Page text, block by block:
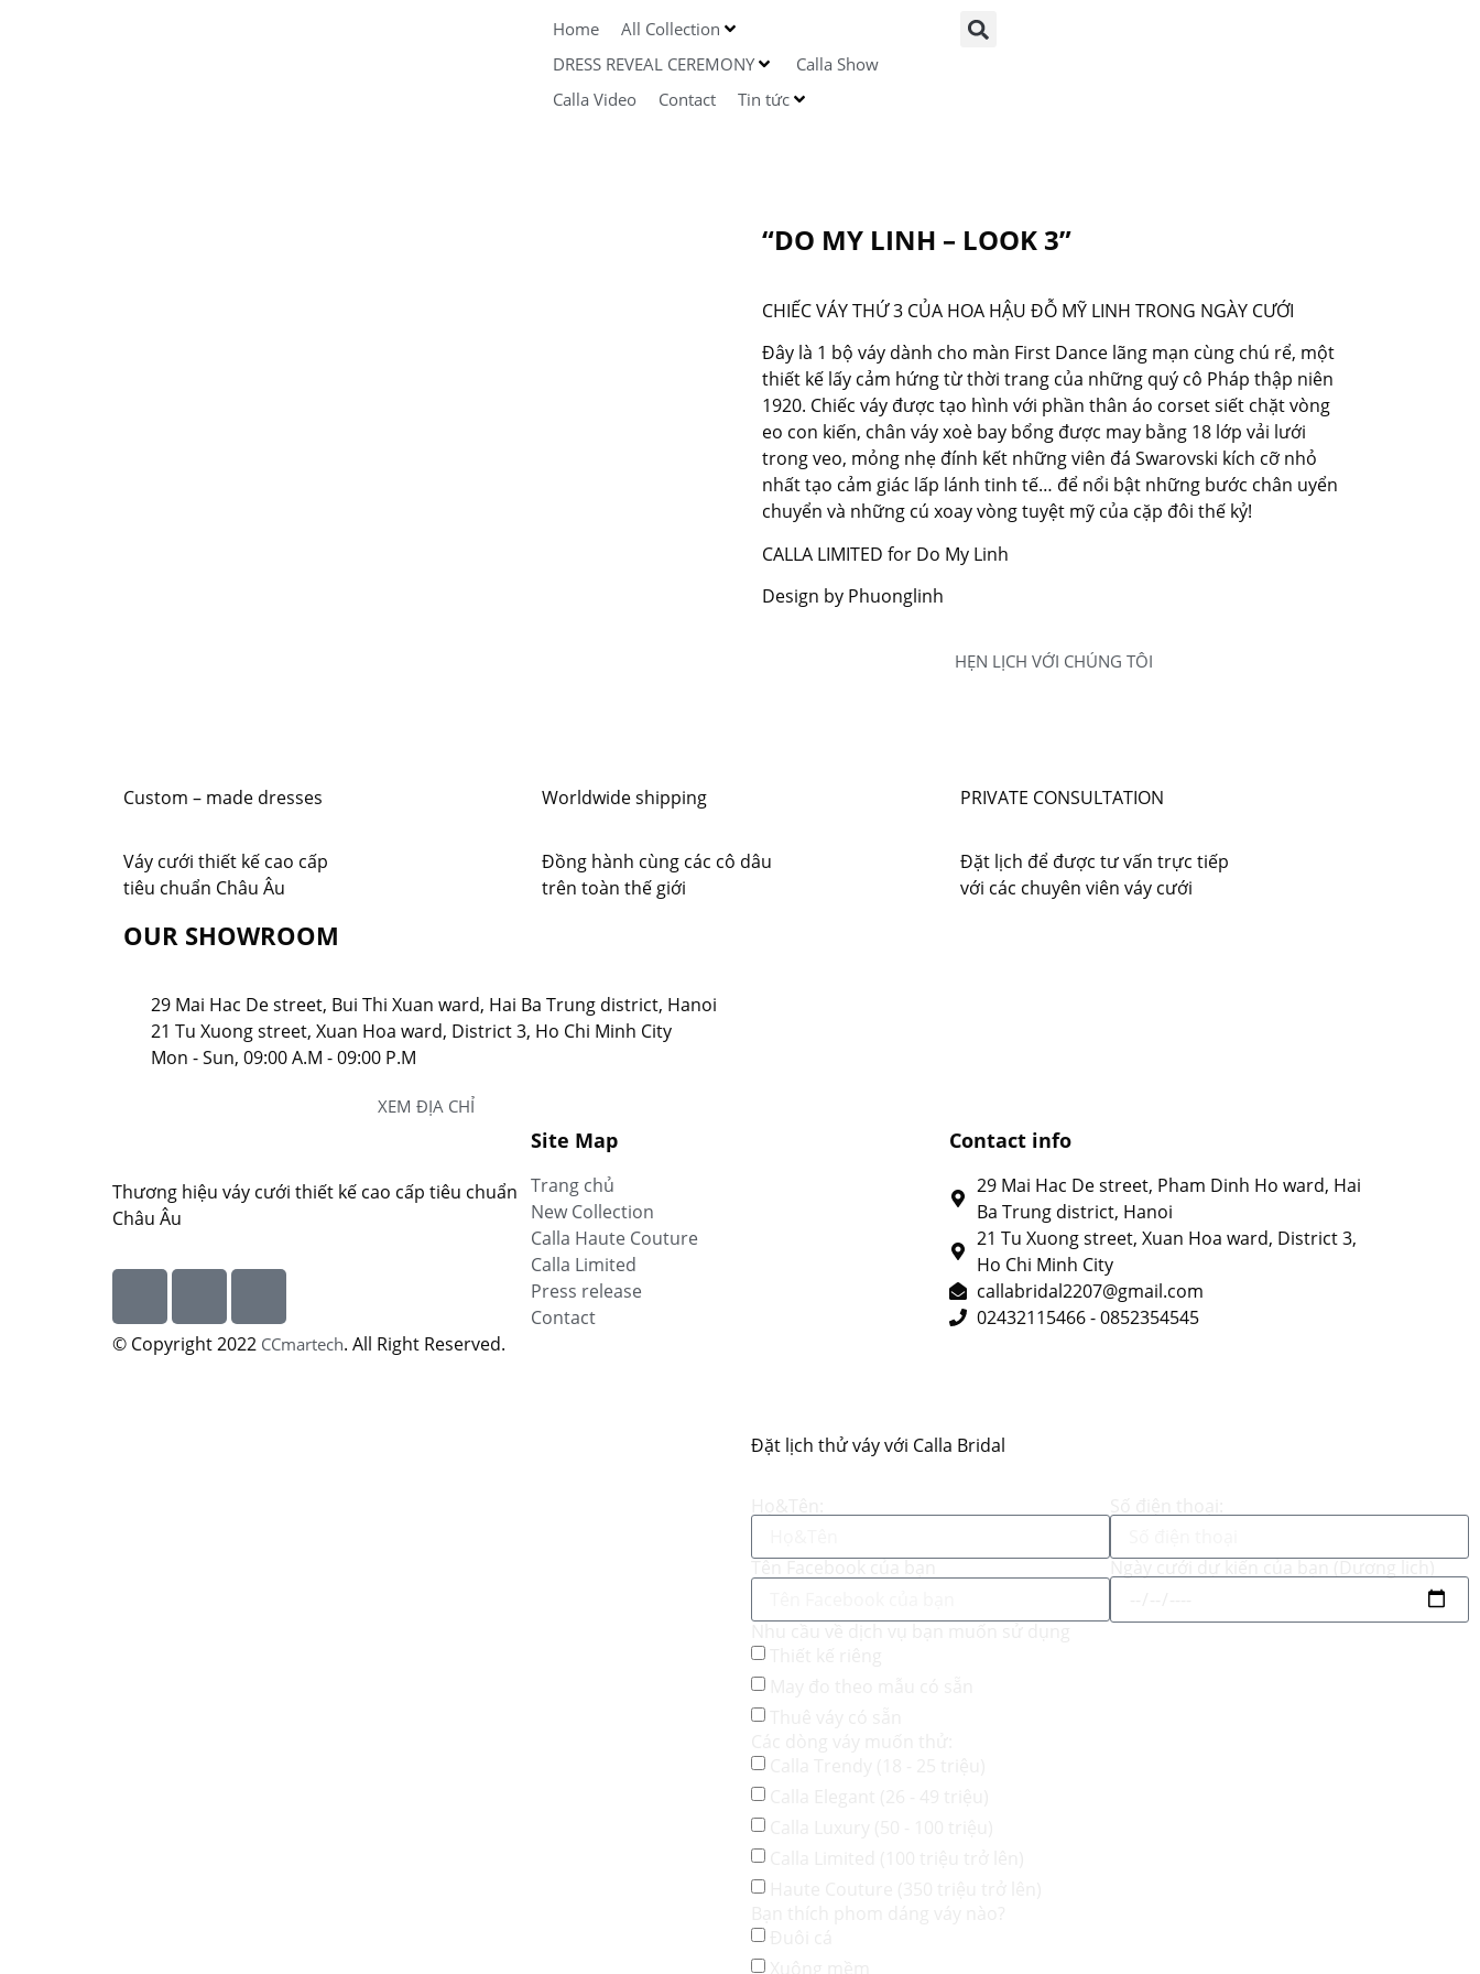
Home
All Collection
DRESS REVEAL CEREMONY
Calla Show
Calla Video
Contact Tin tức
“DO MY LINH – LOOK 3”
CHIẾC VÁY THỨ 3 CỦA HOA HẬU ĐỖ MỸ LINH TRONG NGÀY CƯỚI
Đây là 1 bộ váy dành cho màn First Dance lãng mạn cùng chú rể, một
thiết kế lấy cảm hứng từ thời trang của những quý cô Pháp thập niên
1920. Chiếc váy được tạo hình với phần thân áo corset siết chặt vòng
eo con kiến, chân váy xoè bay bổng được may bằng 18 lớp vải lưới
trong veo, mỏng nhẹ đính kết những viên đá Swarovski kích cỡ nhỏ
nhất tạo cảm giác lấp lánh tinh tế… để nổi bật những bước chân uyển
chuyển và những cú xoay vòng tuyệt mỹ của cặp đôi thế kỷ!
CALLA LIMITED for Do My Linh
Design by Phuonglinh
HẸN LỊCH VỚI CHÚNG TÔI
Custom – made dresses
Váy cưới thiết kế cao cấp
tiêu chuẩn Châu Âu
Worldwide shipping
Đồng hành cùng các cô dâu
trên toàn thế giới
PRIVATE CONSULTATION
Đặt lịch để được tư vấn trực tiếp
với các chuyên viên váy cưới
OUR SHOWROOM
29 Mai Hac De street, Bui Thi Xuan ward, Hai Ba Trung district, Hanoi
21 Tu Xuong street, Xuan Hoa ward, District 3, Ho Chi Minh City
Mon - Sun, 09:00 A.M - 09:00 P.M
XEM ĐỊA CHỈ
Thương hiệu váy cưới thiết kế cao cấp tiêu chuẩn
Châu Âu
Site Map
Trang chủ
New Collection
Calla Haute Couture
Calla Limited
Press release
Contact
Contact info
29 Mai Hac De street, Pham Dinh Ho ward, Hai
Ba Trung district, Hanoi
21 Tu Xuong street, Xuan Hoa ward, District 3,
Ho Chi Minh City
callabridal2207@gmail.com
02432115466 - 0852354545
© Copyright 2022 CCmartech. All Right Reserved.
Đặt lịch thử váy với Calla Bridal